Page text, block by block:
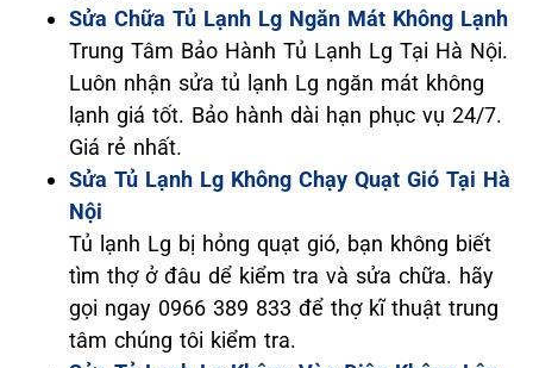
Sửa Chữa Tủ Lạnh Lg Ngăn Mát Không Lạnh
Trung Tâm Bảo Hành Tủ Lạnh Lg Tại Hà Nội.
Luôn nhận sửa tủ lạnh Lg ngăn mát không
lạnh giá tốt. Bảo hành dài hạn phục vụ 24/7.
Giá rẻ nhất.
Sửa Tủ Lạnh Lg Không Chạy Quạt Gió Tại Hà
Nội
Tủ lạnh Lg bị hỏng quạt gió, bạn không biết
tìm thợ ở đâu dể kiểm tra và sửa chữa. hãy
gọi ngay 0966 389 833 để thợ kĩ thuật trung
tâm chúng tôi kiểm tra.